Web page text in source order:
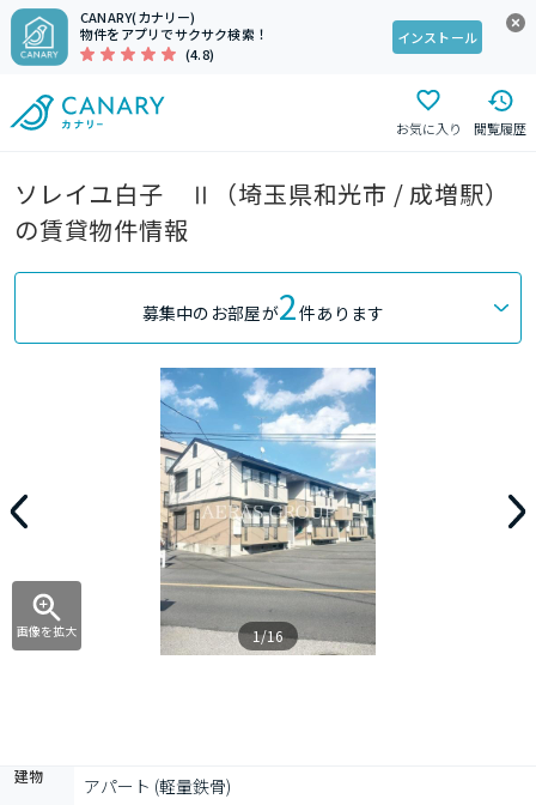
CANARY(カナリー)
物件をアプリでサクサク検索！
(4.8)
インストール
お気に入り 閲覧履歴
ソレイユ白子 Ⅱ（埼玉県和光市 / 成増駅）
の賃貸物件情報
募集中のお部屋が2件あります
画像を拡大 1/16
建物 アパート (軽量鉄骨)